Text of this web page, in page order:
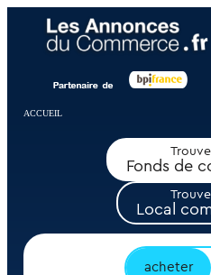
ACCUEIL
Fonds de
Local
acheter
Panneau de gestion des cookies